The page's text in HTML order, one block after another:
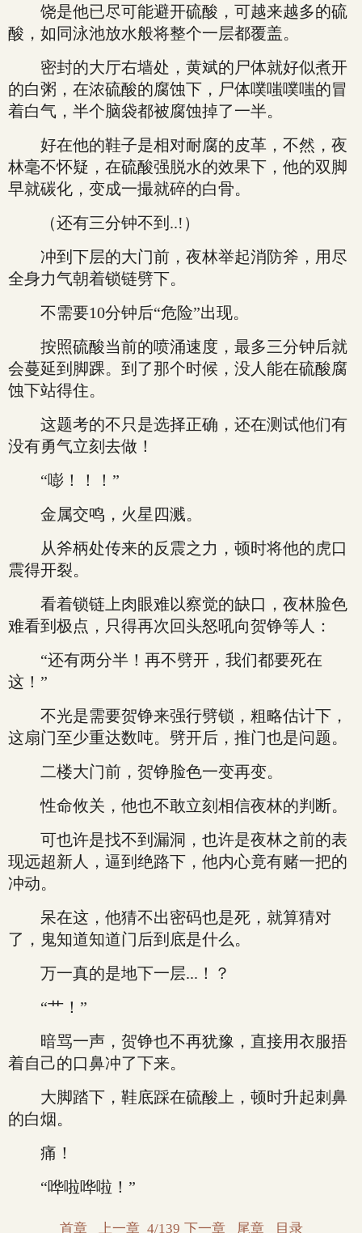
饶是他已尽可能避开硫酸，可越来越多的硫
酸，如同泳池放水般将整个一层都覆盖。
密封的大厅右墙处，黄斌的尸体就好似煮开
的白粥，在浓硫酸的腐蚀下，尸体噗嗤噗嗤的冒
着白气，半个脑袋都被腐蚀掉了一半。
好在他的鞋子是相对耐腐的皮革，不然，夜
林毫不怀疑，在硫酸强脱水的效果下，他的双脚
早就碳化，变成一撮就碎的白骨。
（还有三分钟不到..!）
冲到下层的大门前，夜林举起消防斧，用尽
全身力气朝着锁链劈下。
不需要10分钟后“危险”出现。
按照硫酸当前的喷涌速度，最多三分钟后就
会蔓延到脚踝。到了那个时候，没人能在硫酸腐
蚀下站得住。
这题考的不只是选择正确，还在测试他们有
没有勇气立刻去做！
“嘭！！！”
金属交鸣，火星四溅。
从斧柄处传来的反震之力，顿时将他的虎口
震得开裂。
看着锁链上肉眼难以察觉的缺口，夜林脸色
难看到极点，只得再次回头怒吼向贺铮等人：
“还有两分半！再不劈开，我们都要死在
这！”
不光是需要贺铮来强行劈锁，粗略估计下，
这扇门至少重达数吨。劈开后，推门也是问题。
二楼大门前，贺铮脸色一变再变。
性命攸关，他也不敢立刻相信夜林的判断。
可也许是找不到漏洞，也许是夜林之前的表
现远超新人，逼到绝路下，他内心竟有赌一把的
冲动。
呆在这，他猜不出密码也是死，就算猜对
了，鬼知道知道门后到底是什么。
万一真的是地下一层...！？
“艹！”
暗骂一声，贺铮也不再犹豫，直接用衣服捂
着自己的口鼻冲了下来。
大脚踏下，鞋底踩在硫酸上，顿时升起刺鼻
的白烟。
痛！
“哗啦哗啦！”
首章 上一章 4/139 下一章 尾章 目录